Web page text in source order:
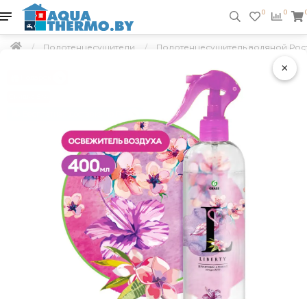
×
0 0
Полотенцесушители Полотенцесушитель водяной